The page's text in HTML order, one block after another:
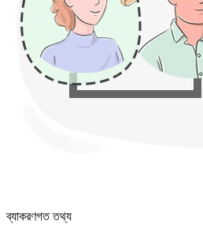
ব্যাকরণগত তথ্য